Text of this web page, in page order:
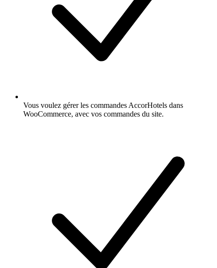
Vous voulez gérer les commandes AccorHotels dans
WooCommerce, avec vos commandes du site.